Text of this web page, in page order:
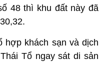
48 thì khu đất này đã
hợp khách sạn và dịch
Tổ ngay sát di sản